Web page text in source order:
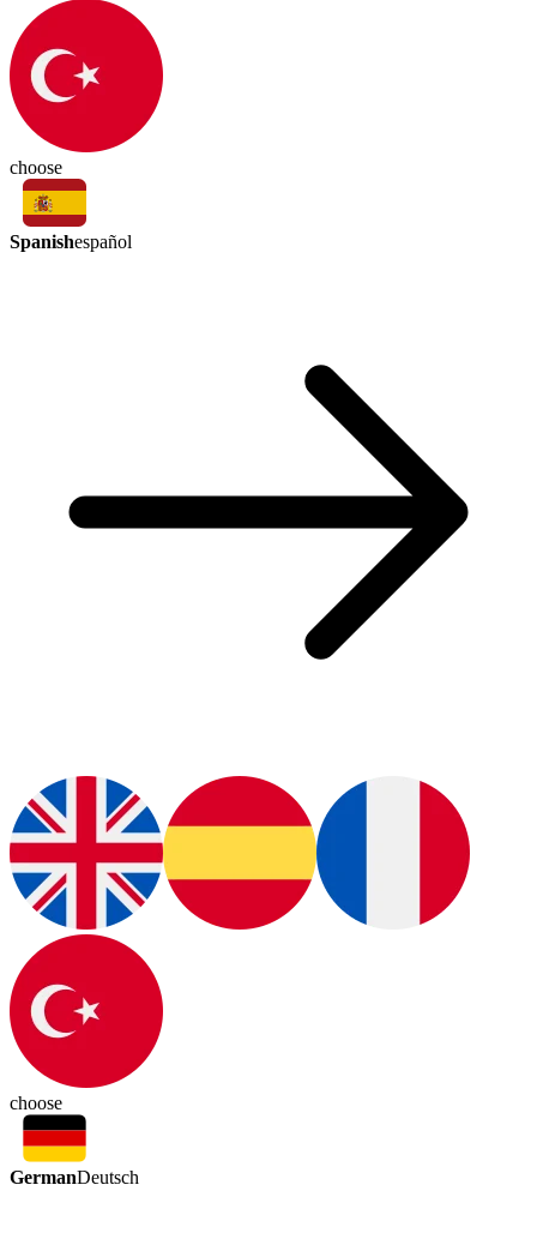
choose
Spanishespañol
choose
GermanDeutsch